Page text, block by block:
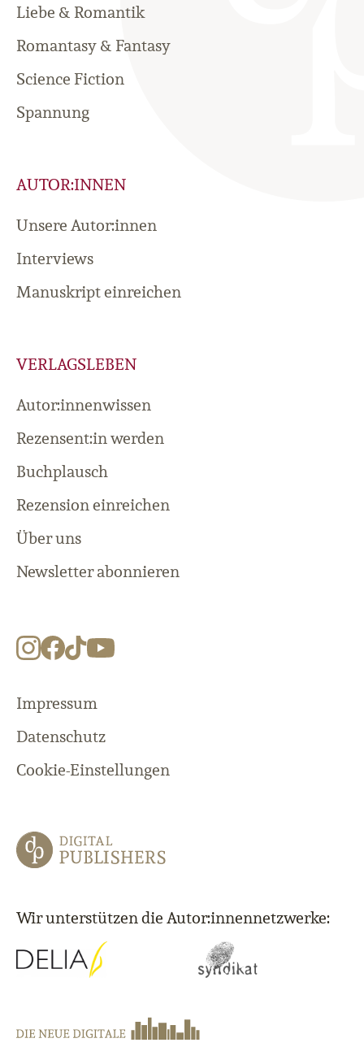
Liebe & Romantik
Romantasy & Fantasy
Science Fiction
Spannung
AUTOR:INNEN
Unsere Autor:innen
Interviews
Manuskript einreichen
VERLAGSLEBEN
Autor:innenwissen
Rezensent:in werden
Buchplausch
Rezension einreichen
Über uns
Newsletter abonnieren
Impressum
Datenschutz
Cookie-Einstellungen
Wir unterstützen die Autor:innennetzwerke: